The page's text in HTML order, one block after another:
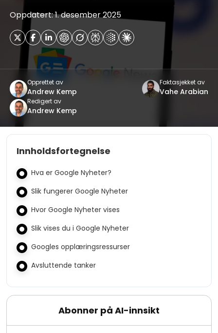
Oppdatert: 1. desember 2025
Opprettet av
Andrew Kemp
Faktasjekket av
Vahe Arabian
Redigert av
Andrew Kemp
Innholdsfortegnelse
Hva er Google Nyheter?
Slik fungerer Google Nyheter
Hvor Google Nyheter vises
Slik vises du i Google Nyheter
Googles opplæringsressurser
Avsluttende tanker
Abonner på AI-innsikt